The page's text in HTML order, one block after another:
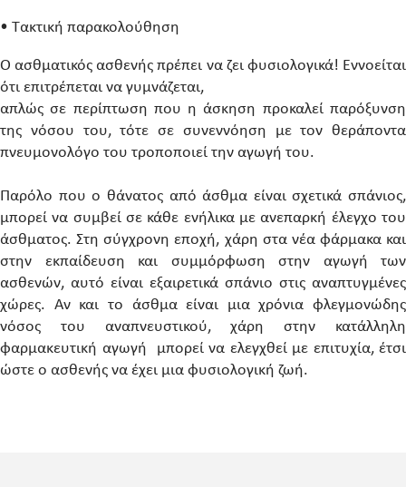
• Τακτική παρακολούθηση
Ο ασθματικός ασθενής πρέπει να ζει φυσιολογικά! Εννοείται
ότι επιτρέπεται να γυμνάζεται,
απλώς σε περίπτωση που η άσκηση προκαλεί παρόξυνση
της νόσου του, τότε σε συνεννόηση με τον θεράποντα
πνευμονολόγο του τροποποιεί την αγωγή του.
Παρόλο που ο θάνατος από άσθμα είναι σχετικά σπάνιος,
μπορεί να συμβεί σε κάθε ενήλικα με ανεπαρκή έλεγχο του
άσθματος. Στη σύγχρονη εποχή, χάρη στα νέα φάρμακα και
στην εκπαίδευση και συμμόρφωση στην αγωγή των
ασθενών, αυτό είναι εξαιρετικά σπάνιο στις αναπτυγμένες
χώρες. Αν και το άσθμα είναι μια χρόνια φλεγμονώδης
νόσος του αναπνευστικού, χάρη στην κατάλληλη
φαρμακευτική αγωγή μπορεί να ελεγχθεί με επιτυχία, έτσι
ώστε ο ασθενής να έχει μια φυσιολογική ζωή.